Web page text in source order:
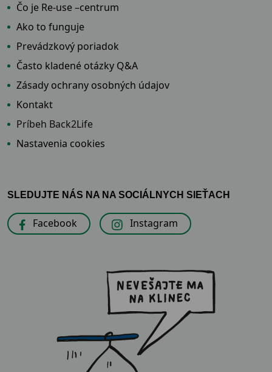
Čo je Re-use –centrum
Ako to funguje
Prevádzkový poriadok
Často kladené otázky Q&A
Zásady ochrany osobných údajov
Kontakt
Príbeh Back2Life
Nastavenia cookies
SLEDUJTE NÁS NA NA SOCIÁLNYCH SIEŤACH
Facebook Instagram